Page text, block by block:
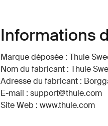
Informations
Marque déposée : Thule
Nom du fabricant : Thule
Adresse du fabricant :
E-mail : support@thule.com
Site Web : www.thule.com